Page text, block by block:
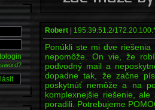
Robert 195.39.51.2/
Ponúkli ste mi dve
nepomôže. On vie, že
podvodný mail a
dopadne tak, že začne
poskytnúť nemôže a na
komplexnejšie riešenie,
poradili. Potrebujeme